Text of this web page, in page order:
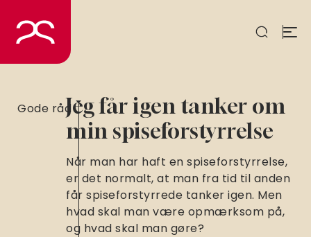
indhold
Jeg får igen tanker om
min spiseforstyrrelse
Når man har haft en spiseforstyrrelse,
er det normalt, at man fra tid til anden
får spiseforstyrrede tanker igen. Men
hvad skal man være opmærksom på,
og hvad skal man gøre?
Gode råd